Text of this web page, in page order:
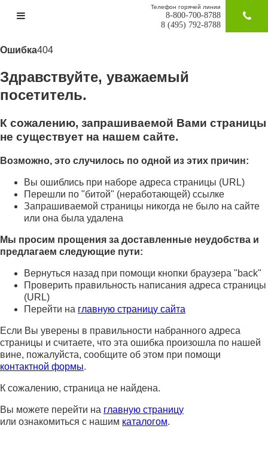
Телефон горячей линии
8-800-700-8788
8 (495) 792-8788
Ошибка404
Здравствуйте, уважаемый
посетитель.
К сожалению, запрашиваемой Вами страницы
не существует на нашем сайте.
Возможно, это случилось по одной из этих причин:
Вы ошиблись при наборе адреса страницы (URL)
Перешли по "битой" (неработающей) ссылке
Запрашиваемой страницы никогда не было на сайте
или она была удалена
Мы просим прощения за доставленные неудобства и
предлагаем следующие пути:
Вернуться назад при помощи кнопки браузера "back"
Проверить правильность написания адреса страницы
(URL)
Перейти на главную страницу сайта
Если Вы уверены в правильности набранного адреса
страницы и считаете, что эта ошибка произошла по нашей
вине, пожалуйста, сообщите об этом при помощи
контактной формы.
К сожалению, страница не найдена.
Вы можете перейти на главную страницу
или ознакомиться с нашим каталогом.